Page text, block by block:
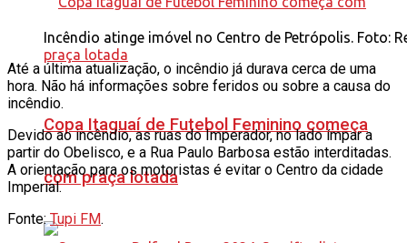
Copa Itaguaí de Futebol Feminino começa
com praça lotada
Incêndio atinge imóvel no Centro de Petrópolis. Foto:
Até a última atualização, o incêndio já durava cerca de uma
hora. Não há informações sobre feridos ou sobre a causa do
incêndio.
Devido ao incêndio, as ruas do Imperador, no lado ímpar a
partir do Obelisco, e a Rua Paulo Barbosa estão interditadas.
A orientação para os motoristas é evitar o Centro da cidade
Imperial.
Fonte:Tupi FM.